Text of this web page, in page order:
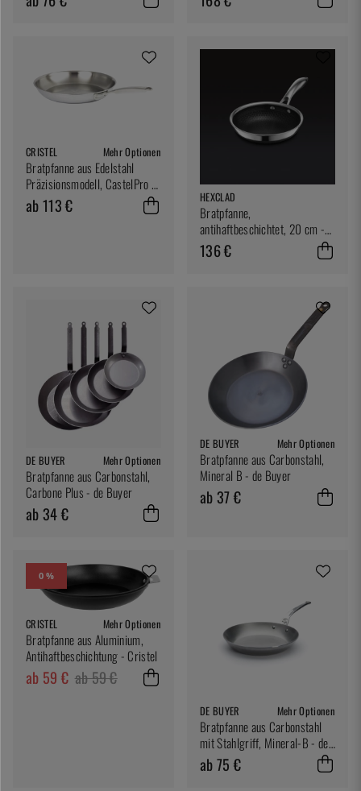
CRISTEL Mehr Optionen
Bratpfanne aus Edelstahl
Präzisionsmodell, CastelPro -
Cristel
ab 113 € HEXCLAD
Bratpfanne,
antihaftbeschichtet, 20 cm -
Hexclad
136 €
DE BUYER Mehr Optionen
Bratpfanne aus Carbonstahl,
Carbone Plus - de Buyer
ab 34 €
DE BUYER Mehr Optionen
Bratpfanne aus Carbonstahl,
Mineral B - de Buyer
ab 37 €
0 %
CRISTEL Mehr Optionen
Bratpfanne aus Aluminium,
Antihaftbeschichtung - Cristel
ab 59 € ab 59 €
DE BUYER Mehr Optionen
Bratpfanne aus Carbonstahl
mit Stahlgriff, Mineral-B - de
Buyer
ab 75 €